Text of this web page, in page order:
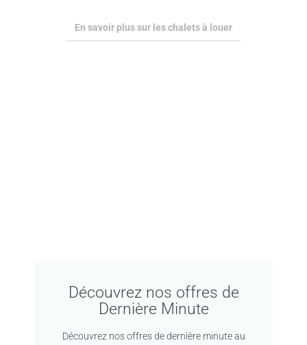
En savoir plus sur les chalets à louer
Découvrez nos offres de
Dernière Minute
Découvrez nos offres de dernière minute au